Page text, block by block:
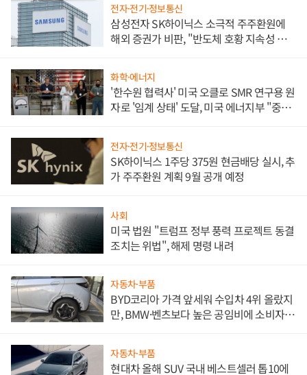
전자·전기·정보통신
삼성전자 SK하이닉스 소극적 주주환원에
해외 증권가 비판, "반도체 호황 지속성 의
화학·에너지
'한수원 협력사' 미국 오클로 SMR 연구용 원
자로 '임계 상태' 도달, 미국 에너지부 "중요
전자·전기·정보통신
SK하이닉스 1주당 375원 현금배당 실시, 추
가 주주환원 계획 9월 공개 예정
사회
미국 법원 "트럼프 정부 풍력 프로젝트 동결
조치는 위법", 해제 명령 내려
자동차·부품
BYD코리아 가격 앞세워 수입차 4위 올랐지
만, BMW·벤츠보다 높은 공임비에 소비자
자동차·부품
현대차 올해 SUV 국내 베스트셀러 톱10에